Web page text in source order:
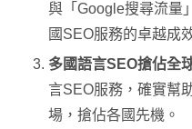
與「Google搜尋流量
國SEO服務的卓越成
多國語言SEO搶佔全
言SEO服務，確實幫
場，搶佔各國先機。